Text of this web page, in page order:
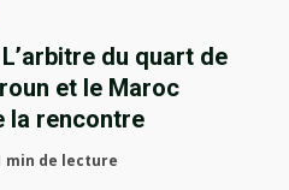
du quart de
et le Maroc
la rencontre
min de lecture